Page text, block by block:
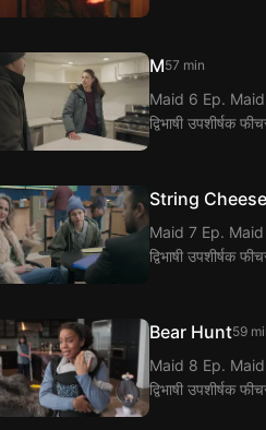
M57 min
Maid 6 Ep. Maid
द्विभाषी उपशीर्षक
String Cheese
Maid 7 Ep. Maid
द्विभाषी उपशीर्षक
Bear Hunt59
Maid 8 Ep. Maid
द्विभाषी उपशीर्षक